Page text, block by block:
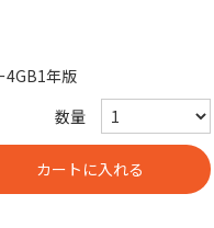
4GB1年版
数量